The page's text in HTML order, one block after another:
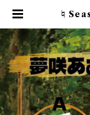
セット